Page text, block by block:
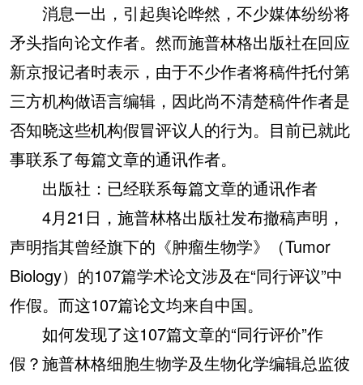
消息一出，引起舆论哗然，不少媒体纷纷将
矛头指向论文作者。然而施普林格出版社在回应
新京报记者时表示，由于不少作者将稿件托付第
三方机构做语言编辑，因此尚不清楚稿件作者是
否知晓这些机构假冒评议人的行为。目前已就此
事联系了每篇文章的通讯作者。
出版社：已经联系每篇文章的通讯作者
4月21日，施普林格出版社发布撤稿声明，
声明指其曾经旗下的《肿瘤生物学》（Tumor
Biology）的107篇学术论文涉及在“同行评议”中
作假。而这107篇论文均来自中国。
如何发现了这107篇文章的“同行评价”作
假？施普林格细胞生物学及生物化学编辑总监彼